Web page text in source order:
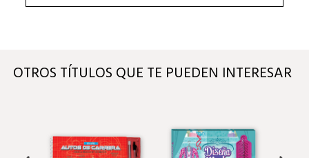
OTROS TÍTULOS QUE TE PUEDEN INTERESAR